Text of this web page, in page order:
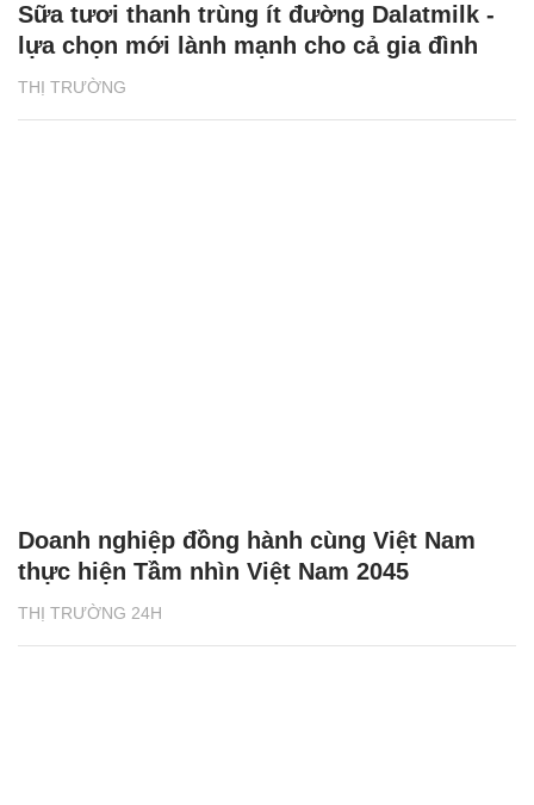
THỊ TRƯỜNG
Sữa tươi thanh trùng ít đường Dalatmilk -
lựa chọn mới lành mạnh cho cả gia đình
THỊ TRƯỜNG 24H
Doanh nghiệp đồng hành cùng Việt Nam
thực hiện Tầm nhìn Việt Nam 2045